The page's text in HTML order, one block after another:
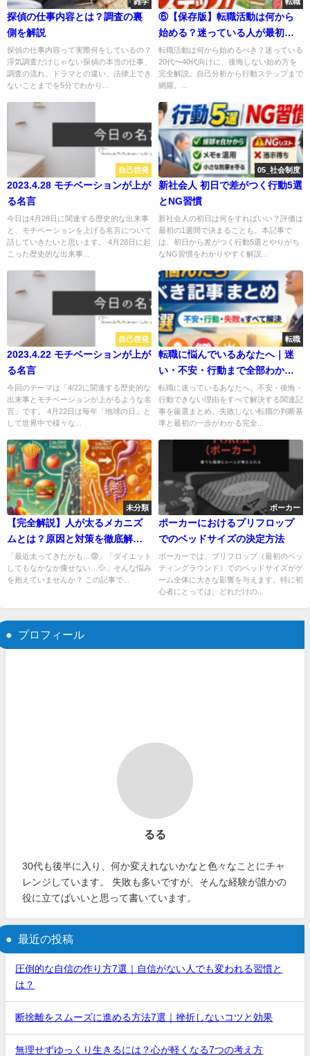
雑学
探偵の仕事内容とは？調査の裏
側を解説
探偵の仕事内容って実際何をしているの？
浮気調査だけじゃない探偵の本当の仕事、
調査の流れ、ドラマとの違い、法律上でき
ないことまでを5分でわかり...
転職
⑥【保存版】転職活動は何から
始める？迷っている人が最初に
やるべき5ステップ
転職活動は何から始めるべき？迷っている
20代〜40代向けに、後悔しない始め方を
完全解説。自己分析から行動ステップまで
網羅。...
自己啓発
2023.4.28 モチベーションが上が
る名言
今日は4月28日に関連する歴史的な出来事
と、モチベーションを上げる名言について
話していきたいと思います。 4月28日に起
こった歴史的な出来事...
05_社会制度
新社会人 初日で差がつく行動5選
とNG習慣
新社会人の初日は何をすればいい？評価は
最初の1週間で決まることも。本記事で
は、初日から差がつく行動5選とやりがち
なNG習慣をわかりやすく解説...
自己啓発
2023.4.22 モチベーションが上が
る名言
今回のテーマは「4/22に関連する歴史的な
出来事とモチベーションが上がるような名
言」です。 4月22日は毎年「地球の日」と
して世界中で様々な...
転職
転職に悩んでいるあなたへ｜迷
い・不安・行動まで全部わかる
完全ガイド
転職に迷っているあなたへ。不安・後悔・
行動できない理由をすべて解決する関連記
事を厳選まとめ。失敗しない転職の判断基
準と最初の一歩がわかる完全...
未分類
【完全解説】人が太るメカニズ
ムとは？原因と対策を徹底解
説！🧐✨
「最近太ってきたかも…😨」「ダイエット
してもなかなか痩せない…💦」そんな悩み
を抱えていませんか？ この記事で...
ポーカー
ポーカーにおけるプリフロップ
でのベッドサイズの決定方法
ポーカーでは、プリフロップ（最初のベッ
ティングラウンド）でのベッドサイズがゲ
ーム全体に大きな影響を与えます。特に初
心者にとっては、どれだけの...
プロフィール
るる
30代も後半に入り、何か変えれないかなと色々なことにチャ
レンジしています。 失敗も多いですが、そんな経験が誰かの
役に立てばいいと思って書いています。
最近の投稿
圧倒的な自信の作り方7選｜自信がない人でも変われる習慣と
は？
断捨離をスムーズに進める方法7選｜挫折しないコツと効果
無理せずゆっくり生きるには？心が軽くなる7つの考え方